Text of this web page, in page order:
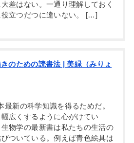
差はない。一通り理解しておく
立つだつに違いない。 […]
のための読書法 | 美緑（みりょ
新の科学知識を得るためだ。
広くするように心がけてい
物学の最新書は私たちの生活の
ついている。例えば青色絵具は